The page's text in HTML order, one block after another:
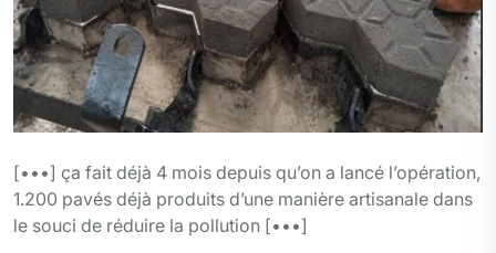
[•••] ça fait déjà 4 mois depuis qu’on a lancé l’opération,
1.200 pavés déjà produits d’une manière artisanale dans
le souci de réduire la pollution [•••]